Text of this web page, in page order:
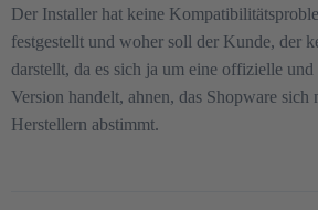
Der Installer hat keine
festgestellt und woher soll der Kunde, der
darstellt, da es sich ja um eine offizielle
Version handelt, ahnen, das Shopware
Herstellern abstimmt.